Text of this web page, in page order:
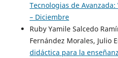
Tecnologias de
– Diciembre
Ruby Yamile Salcedo
Fernández Morales, Julio
didáctica para la